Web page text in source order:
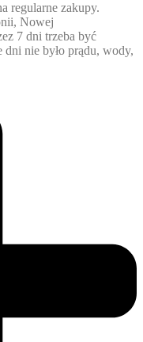
regularne zakupy.
Nowej
7 dni trzeba być
nie było prądu, wody,